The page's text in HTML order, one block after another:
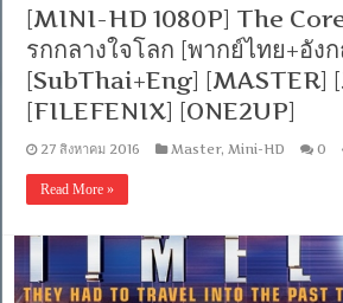
[MINI-HD 1080P] The
รกกลางใจโลก [พากย์ไทย+อัง
[SubThai+Eng] [MASTER]
[FILEFENIX] [ONE2UP]
27 สิงหาคม 2016 Master, Mini-HD 0
Read More »